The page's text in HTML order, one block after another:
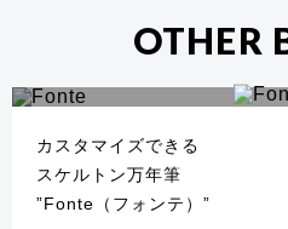
OTHER
カスタマイズできる
スケルトン万年筆
”Fonte（フォンテ）”